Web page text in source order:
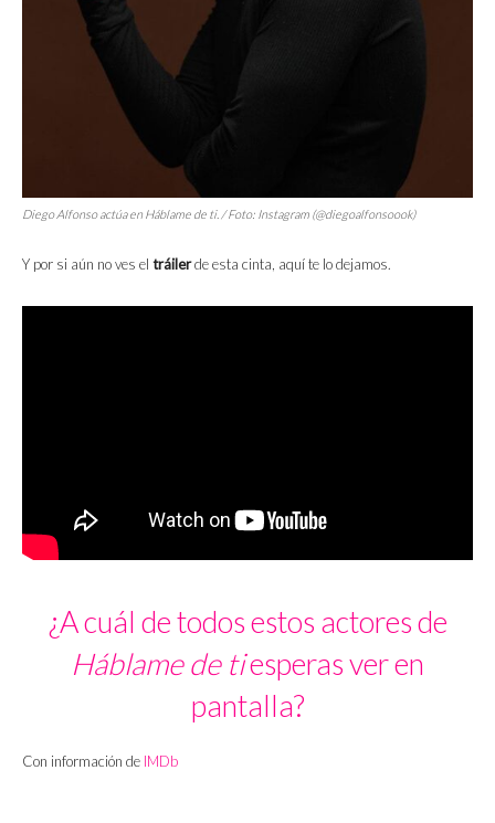
Diego Alfonso actúa en Háblame de ti. / Foto: Instagram (@diegoalfonsoook)
Y por si aún no ves el tráilerde esta cinta, aquí te lo dejamos.
¿A cuál de todos estos actores de
Háblame de tiesperas ver en
pantalla?
Con información de IMDb